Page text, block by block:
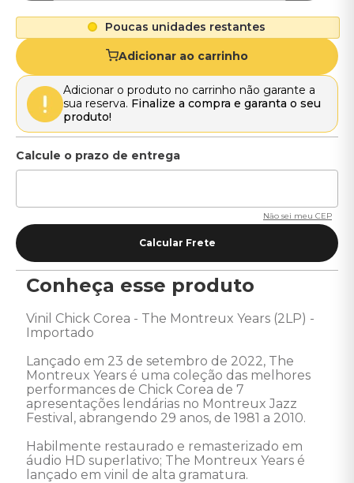
Poucas unidades restantes
Adicionar ao carrinho
Adicionar o produto no carrinho não garante a
sua reserva. Finalize a compra e garanta o seu
produto!
Não sei meu CEP
Conheça esse produto
Vinil Chick Corea - The Montreux Years (2LP) -
Importado
Lançado em 23 de setembro de 2022, The
Montreux Years é uma coleção das melhores
performances de Chick Corea de 7
apresentações lendárias no Montreux Jazz
Festival, abrangendo 29 anos, de 1981 a 2010.
Habilmente restaurado e remasterizado em
áudio HD superlativo; The Montreux Years é
lançado em vinil de alta gramatura.